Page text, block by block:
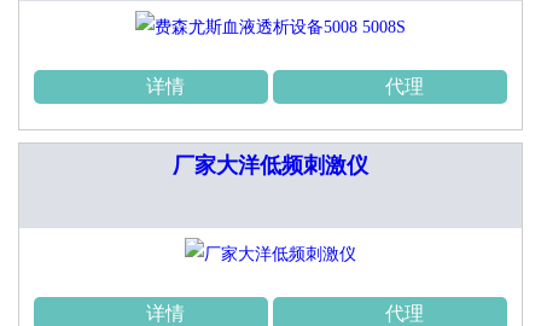
详情 代理
厂家大洋低频刺激仪
详情 代理